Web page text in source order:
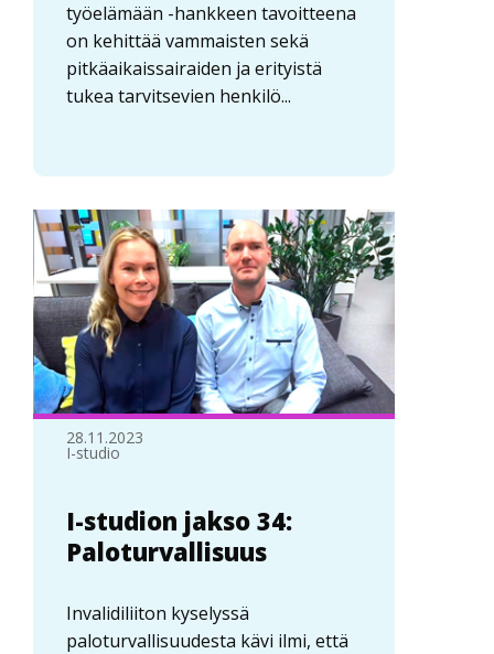
työelämään -hankkeen tavoitteena
on kehittää vammaisten sekä
pitkäaikaissairaiden ja erityistä
tukea tarvitsevien henkilö...
28.11.2023
I-studio
I-studion jakso 34:
Paloturvallisuus
Invalidiliiton kyselyssä
paloturvallisuudesta kävi ilmi, että